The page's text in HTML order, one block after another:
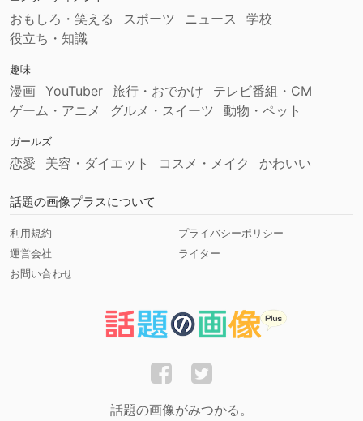
おもしろ・笑える スポーツ ニュース
学校
役立ち・知識
趣味
漫画 YouTuber 旅行・おでかけ
テレビ番組・CM
ゲーム・アニメ
グルメ・スイーツ 動物・ペット
ガールズ
恋愛 美容・ダイエット コスメ・メイク かわいい
話題の画像プラスについて
利用規約
プライバシーポリシー
運営会社
ライター
お問い合わせ
話題の画像がみつかる。